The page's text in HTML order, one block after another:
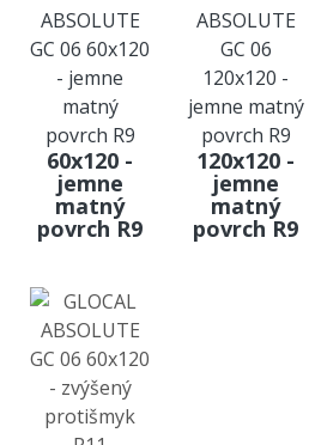
60x120 -
jemne
matný
povrch R9
120x120 -
jemne
matný
povrch R9